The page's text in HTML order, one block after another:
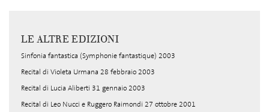
LE ALTRE EDIZIONI
Sinfonia fantastica (Symphonie fantastique) 2003
Recital di Violeta Urmana 28 febbraio 2003
Recital di Lucia Aliberti 31 gennaio 2003
Recital di Leo Nucci e Ruggero Raimondi 27 ottobre 2001